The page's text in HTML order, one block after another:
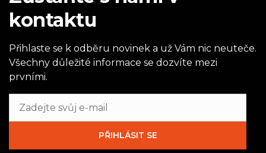
kontaktu
Přihlaste se k odběru novinek a už Vám nic neuteče.
Všechny důležité informace se dozvíte mezi
prvními.